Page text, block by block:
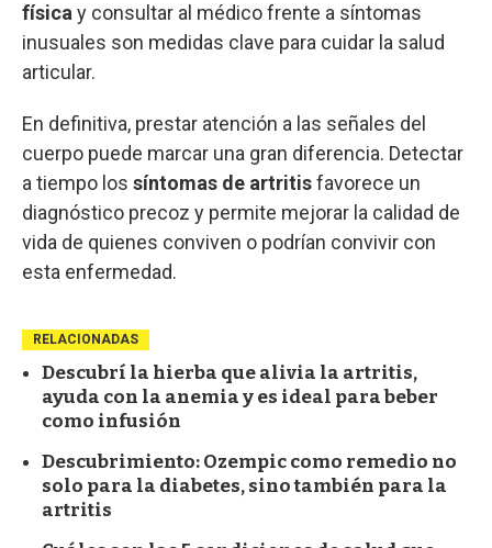
físicay consultar al médico frente a síntomas
inusuales son medidas clave para cuidar la salud
articular.
En definitiva, prestar atención a las señales del
cuerpo puede marcar una gran diferencia. Detectar
a tiempo los síntomas de artritisfavorece un
diagnóstico precoz y permite mejorar la calidad de
vida de quienes conviven o podrían convivir con
esta enfermedad.
RELACIONADAS
Descubrí la hierba que alivia la artritis,
ayuda con la anemia y es ideal para beber
como infusión
Descubrimiento: Ozempic como remedio no
solo para la diabetes, sino también para la
artritis